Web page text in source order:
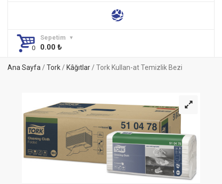
Sepetim
0.00 ₺
Ana Sayfa/ Tork/ Kâğıtlar/ Tork Kullan-at Temizlik Bezi